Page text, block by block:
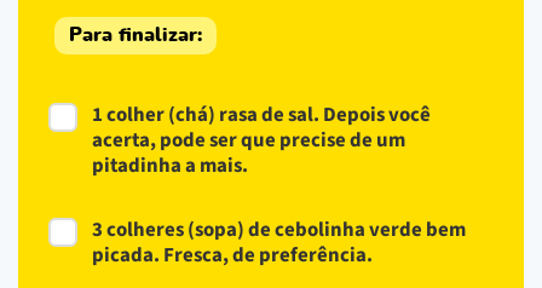
Para finalizar:
1 colher (chá) rasa de sal. Depois você
acerta, pode ser que precise de um
pitadinha a mais.
3 colheres (sopa) de cebolinha verde bem
picada. Fresca, de preferência.